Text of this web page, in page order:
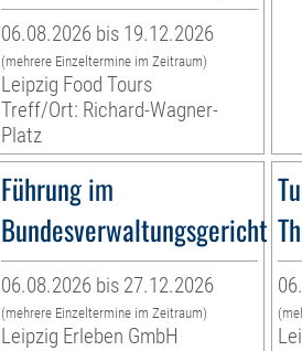
06.08.2026 bis 19.12.2026
(mehrere Einzeltermine im Zeitraum)
Leipzig Food Tours
Treff/Ort: Richard-Wagner-
Platz
Führung im
Bundesverwaltungsgericht
06.08.2026 bis 27.12.2026
(mehrere Einzeltermine im Zeitraum)
Leipzig Erleben GmbH